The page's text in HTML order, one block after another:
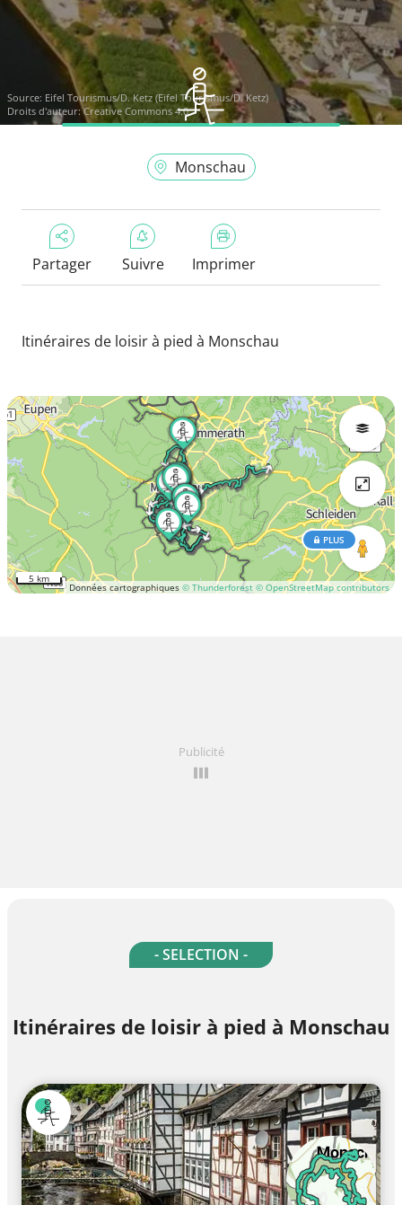
Source: Eifel Tourismus/D. Ketz (Eifel Tourismus/D. Ketz)
Droits d'auteur: Creative Commons 4.0
Monschau
Partager Suivre Imprimer
Itinéraires de loisir à pied à Monschau
Données cartographiques © Thunderforest © OpenStreetMap contributors
PLUS
5 km
Publicité
- SELECTION -
Itinéraires de loisir à pied à Monschau